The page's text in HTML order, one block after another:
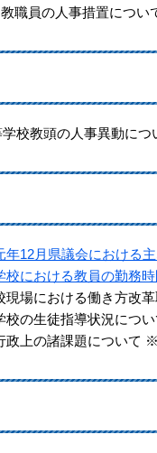
職員の人事措置につい
校教頭の人事異動につ
年12月県議会における
校における教員の勤務
における働き方改革
の生徒指導状況につ
上の諸課題について ※